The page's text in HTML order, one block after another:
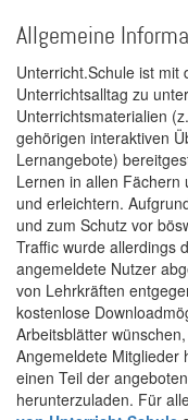
Allgemeine
Unterricht.Schule ist mit
Unterrichtsalltag zu
Unterrichtsmaterialien
gehörigen interaktiven
Lernangebote)
Lernen in allen Fächern
und erleichtern.
und zum Schutz vor
Traffic wurde allerdings
angemeldete Nutzer
von Lehrkräften
kostenlose
Arbeitsblätter
Angemeldete Mitglieder
einen Teil der
herunterzuladen. Für